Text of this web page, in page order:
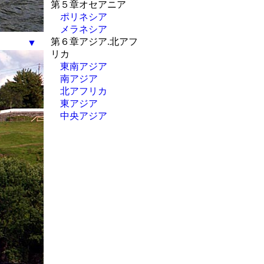
▼
第５章オセアニア
ポリネシア
メラネシア
第６章アジア.北アフ
リカ
東南アジア
南アジア
北アフリカ
東アジア
中央アジア